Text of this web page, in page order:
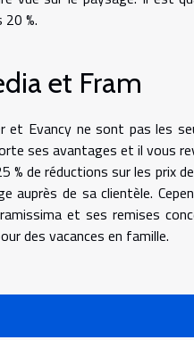
%.
et Fram
et Evancy ne sont pas les
ses avantages et il vous
% de réductions sur les prix
auprès de sa clientèle.
et ses remises
des vacances en famille.